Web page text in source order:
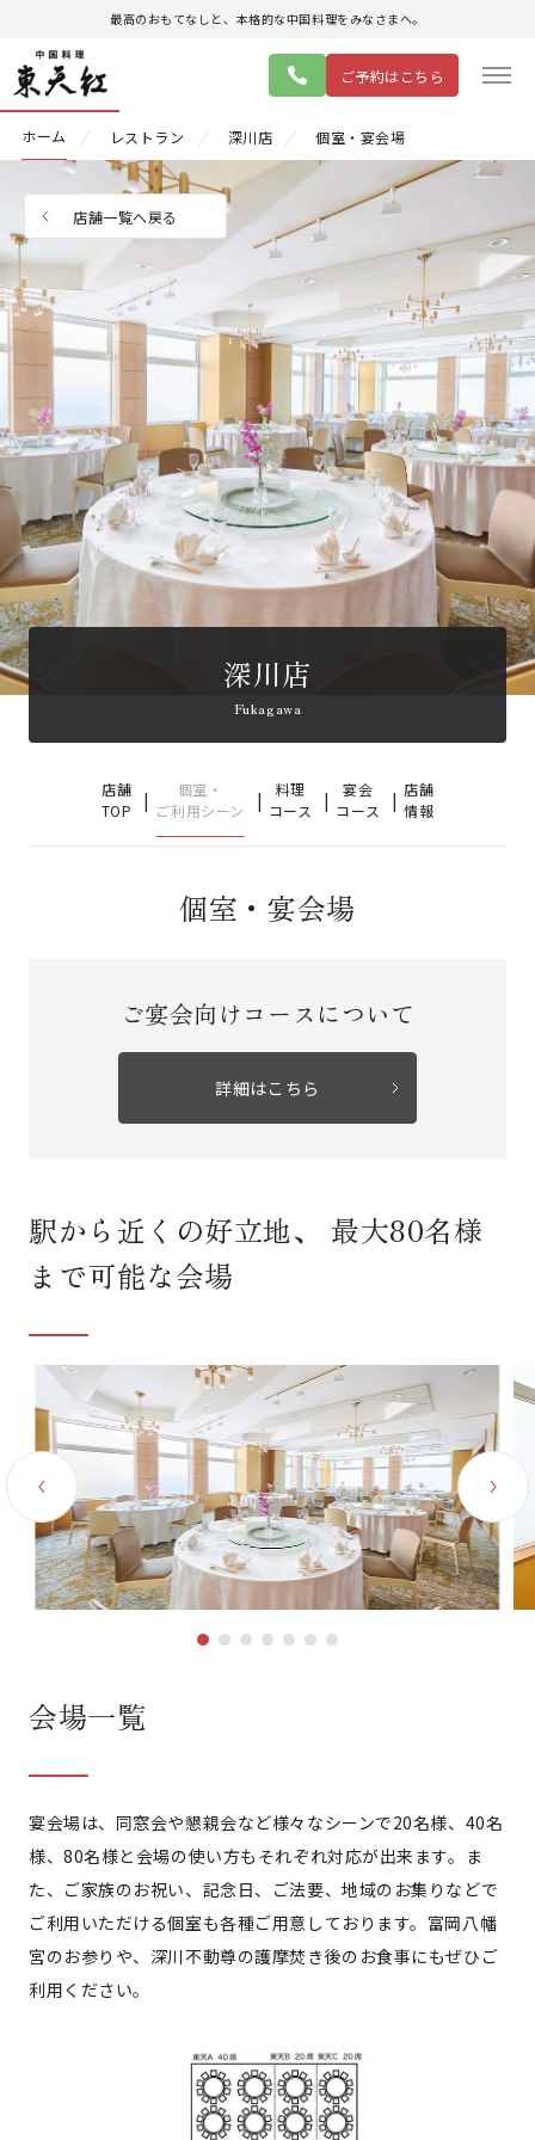
最高のおもてなしと、本格的な中国料理をみなさまへ。
ご予約はこちら
ホーム レストラン 深川店 個室・宴会場
深川店
Fukagawa
店舗一覧へ戻る
店舗
TOP
個室・
ご利用シーン
料理
コース
宴会
コース
店舗
情報
個室・宴会場
ご宴会向けコースについて
詳細はこちら
駅から近くの好立地、 最大80名様
まで可能な会場
会場一覧
宴会場は、同窓会や懇親会など様々なシーンで20名様、40名
様、80名様と会場の使い方もそれぞれ対応が出来ます。ま
た、ご家族のお祝い、記念日、ご法要、地域のお集りなどで
ご利用いただける個室も各種ご用意しております。富岡八幡
宮のお参りや、深川不動尊の護摩焚き後のお食事にもぜひご
利用ください。